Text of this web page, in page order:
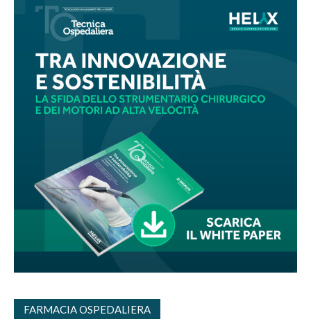
FARMACIA OSPEDALIERA